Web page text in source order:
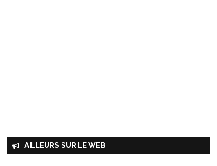
AILLEURS SUR LE WEB